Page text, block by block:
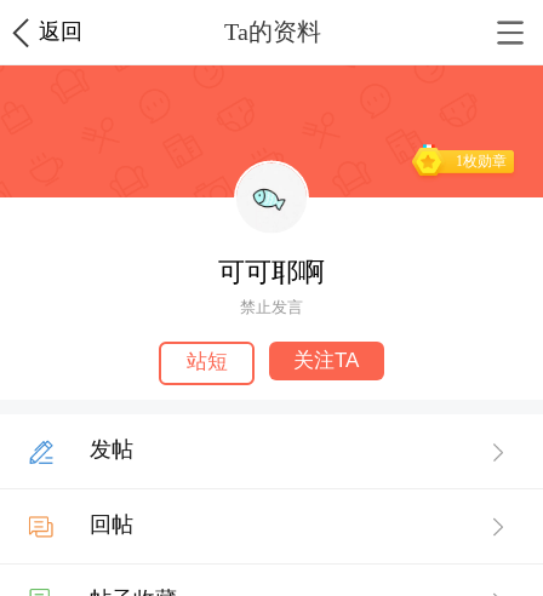
返回 Ta的资料
1枚勋章
可可耶啊
禁止发言
站短 关注TA
发帖
回帖